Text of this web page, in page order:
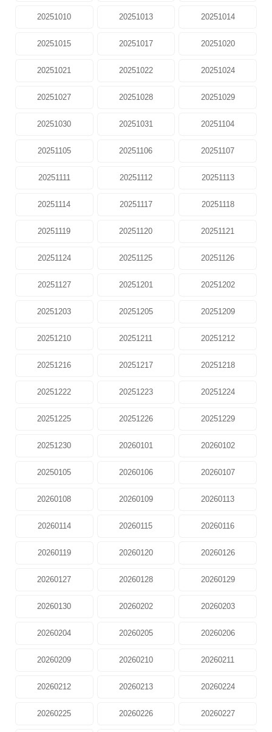
20251010 20251013 20251014
20251015 20251017 20251020
20251021 20251022 20251024
20251027 20251028 20251029
20251030 20251031 20251104
20251105 20251106 20251107
20251111 20251112 20251113
20251114 20251117 20251118
20251119 20251120 20251121
20251124 20251125 20251126
20251127 20251201 20251202
20251203 20251205 20251209
20251210 20251211 20251212
20251216 20251217 20251218
20251222 20251223 20251224
20251225 20251226 20251229
20251230 20260101 20260102
20250105 20260106 20260107
20260108 20260109 20260113
20260114 20260115 20260116
20260119 20260120 20260126
20260127 20260128 20260129
20260130 20260202 20260203
20260204 20260205 20260206
20260209 20260210 20260211
20260212 20260213 20260224
20260225 20260226 20260227